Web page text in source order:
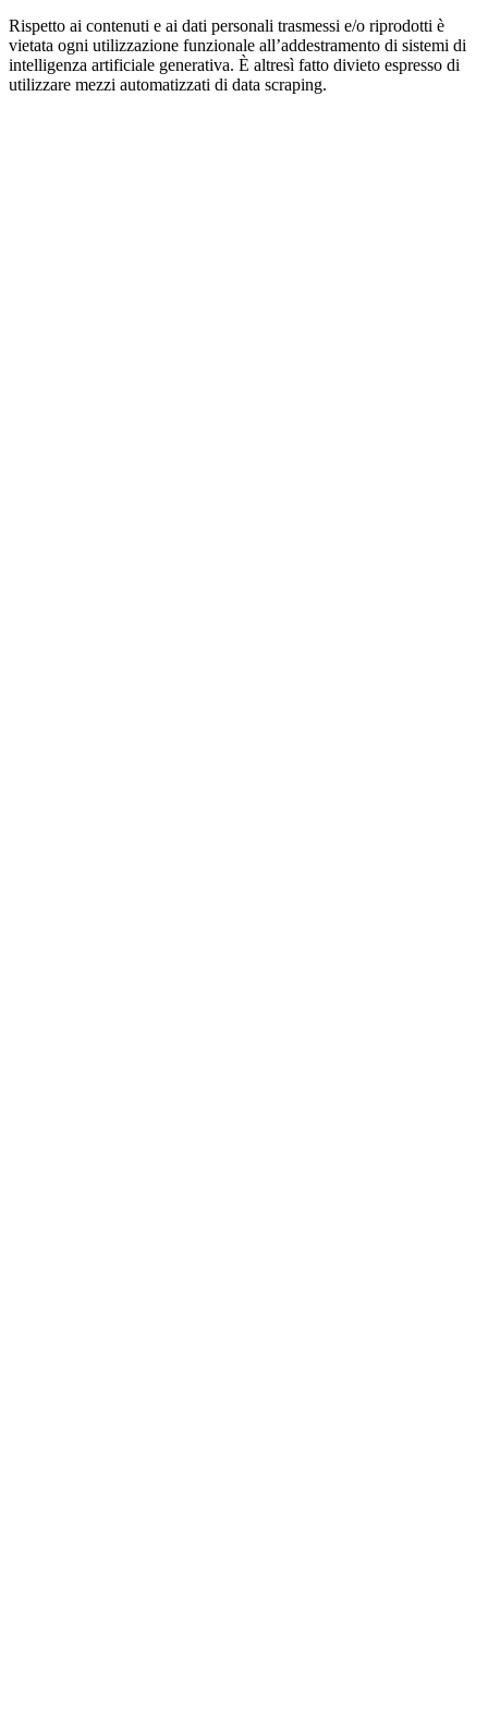
Rispetto ai contenuti e ai dati personali trasmessi e/o riprodotti è
vietata ogni utilizzazione funzionale all’addestramento di sistemi di
intelligenza artificiale generativa. È altresì fatto divieto espresso di
utilizzare mezzi automatizzati di data scraping.